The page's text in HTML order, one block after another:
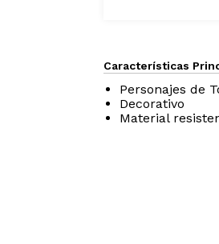
Características
Personajes de
Decorativo
Material